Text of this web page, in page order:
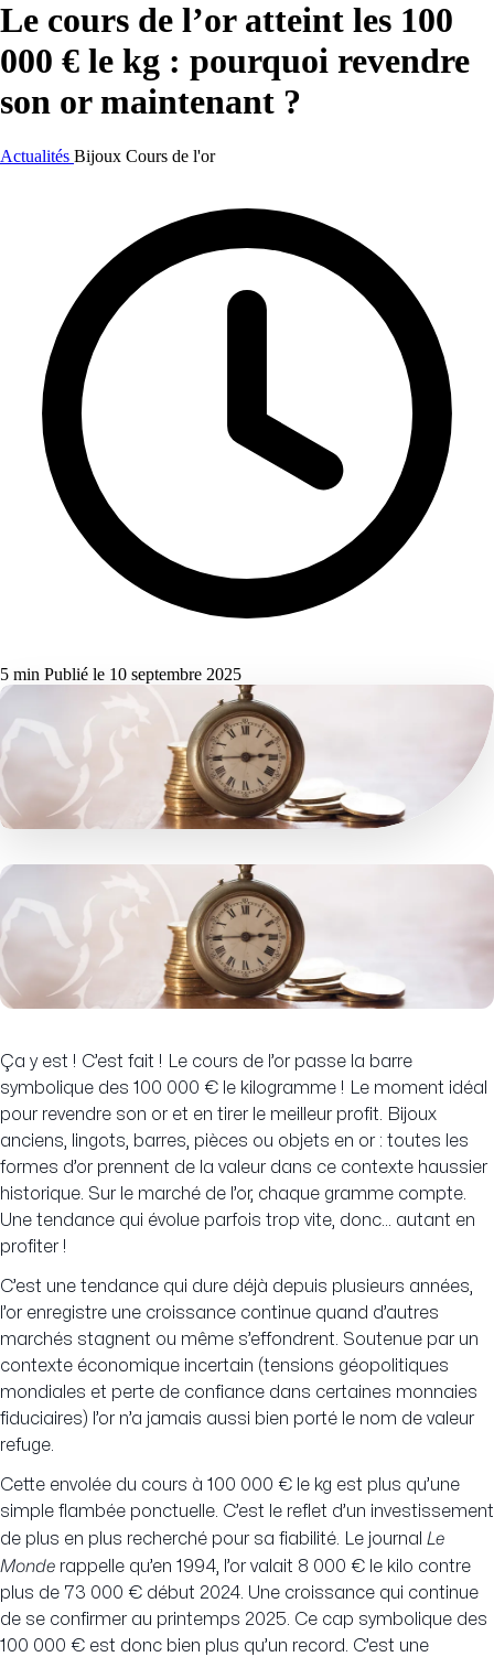
Le cours de l’or atteint les 100
000 € le kg : pourquoi revendre
son or maintenant ?
Actualités Bijoux Cours de l'or
5 min Publié le 10 septembre 2025
Ça y est ! C’est fait ! Le cours de l’or passe la barre
symbolique des 100 000 € le kilogramme ! Le moment idéal
pour revendre son or et en tirer le meilleur profit. Bijoux
anciens, lingots, barres, pièces ou objets en or : toutes les
formes d’or prennent de la valeur dans ce contexte haussier
historique. Sur le marché de l’or, chaque gramme compte.
Une tendance qui évolue parfois trop vite, donc… autant en
profiter !
C’est une tendance qui dure déjà depuis plusieurs années,
l’or enregistre une croissance continue quand d’autres
marchés stagnent ou même s’effondrent. Soutenue par un
contexte économique incertain (tensions géopolitiques
mondiales et perte de confiance dans certaines monnaies
fiduciaires) l’or n’a jamais aussi bien porté le nom de valeur
refuge.
Cette envolée du cours à 100 000 € le kg est plus qu’une
simple flambée ponctuelle. C’est le reflet d’un investissement
de plus en plus recherché pour sa fiabilité. Le journal Le
Monde rappelle qu’en 1994, l’or valait 8 000 € le kilo contre
plus de 73 000 € début 2024. Une croissance qui continue
de se confirmer au printemps 2025. Ce cap symbolique des
100 000 € est donc bien plus qu’un record. C’est une